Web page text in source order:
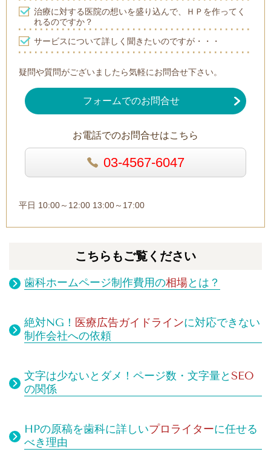
治療に対する医院の想いを盛り込んで、ＨＰを作ってく
れるのですか？
サービスについて詳しく聞きたいのですが・・・
疑問や質問がございましたら気軽にお問合せ下さい。
フォームでのお問合せ
お電話でのお問合せはこちら
03-4567-6047
平日 10:00～12:00 13:00～17:00
こちらもご覧ください
歯科ホームページ制作費用の相場とは？
絶対NG！ 医療広告ガイドラインに対応できない
制作会社への依頼
文字は少ないとダメ！ ページ数・文字量とSEO
の関係
HPの原稿を歯科に詳しいプロライターに任せる
べき理由